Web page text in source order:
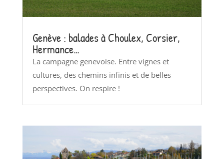
Genève : balades à Choulex, Corsier,
Hermance…
La campagne genevoise. Entre vignes et
cultures, des chemins infinis et de belles
perspectives. On respire !